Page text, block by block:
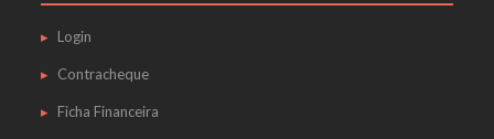
Login
Contracheque
Ficha Financeira